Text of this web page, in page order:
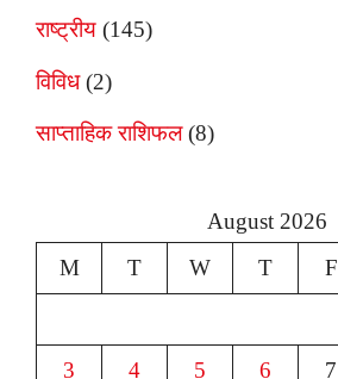
राष्ट्रीय (145)
विविध(2)
साप्ताहिक राशिफल(8)
August 2026
M
T W T F
3 4 5 6 7